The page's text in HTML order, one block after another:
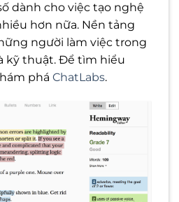
dành cho việc tạo nghệ
hơn nữa. Nền tảng
người làm việc trong
kỹ thuật. Để tìm hiểu
phá ChatLabs.